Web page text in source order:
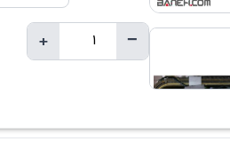
−
تعداد +